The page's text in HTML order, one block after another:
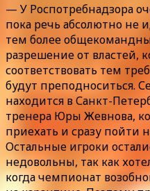
— У Роспотребнадзора
пока речь абсолютно не
тем более
разрешение от властей,
соответствовать тем
будут преподноситься.
находится в Санкт-
тренера Юры Жевнова,
приехать и сразу пойти
Остальные игроки
недовольны, так как
когда чемпионат